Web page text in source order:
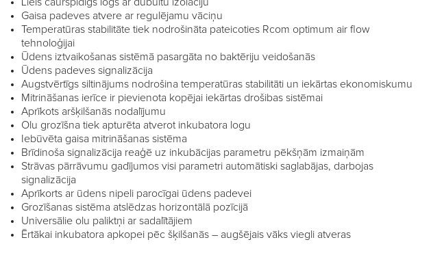
Gaisa padeves atvere ar regulējamu vāciņu
Temperatūras stabilitāte tiek nodrošināta pateicoties Rcom optimum air flow
tehnoloģijai
Ūdens iztvaikošanas sistēmā pasargāta no baktēriju veidošanās
Ūdens padeves signalizācija
Augstvērtīgs siltinājums nodrošina temperatūras stabilitāti un iekārtas ekonomiskumu
Mitrināšanas ierīce ir pievienota kopējai iekārtas drošibas sistēmai
Aprīkots aršķilšanās nodalījumu
Olu grozīšna tiek apturēta atverot inkubatora logu
Iebūvēta gaisa mitrināšanas sistēma
Brīdinoša signalizācija reaģē uz inkubācijas parametru pēkšņām izmaiņām
Strāvas pārrāvumu gadījumos visi parametri automātiski saglabājas, darbojas
signalizācija
Aprīkorts ar ūdens nipeli parocīgai ūdens padevei
Grozīšanas sistēma atslēdzas horizontālā pozīcijā
Universālie olu paliktņi ar sadalītājiem
Ērtākai inkubatora apkopei pēc šķilšanās – augšējais vāks viegli atveras